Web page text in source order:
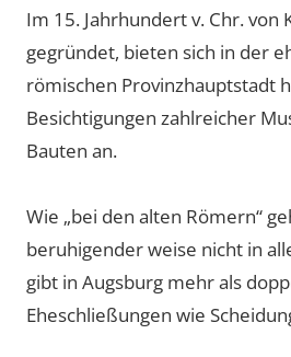
Im 15. Jahrhundert v. Chr. von
gegründet, bieten sich in der
römischen Provinzhauptstadt
Besichtigungen zahlreicher
Bauten an.
Wie „bei den alten Römern“
beruhigender weise nicht in
gibt in Augsburg mehr als
Eheschließungen wie